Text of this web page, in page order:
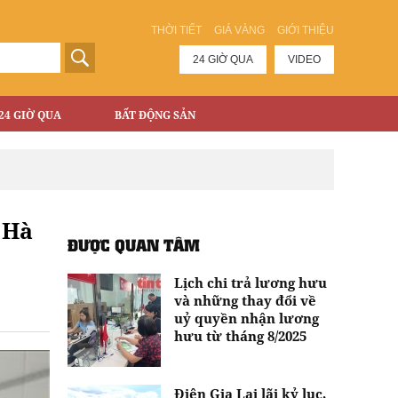
THỜI TIẾT GIÁ VÀNG GIỚI THIỆU
24 GIỜ QUA VIDEO
GIỜ QUA BẤT ĐỘNG SẢN
ĐƯỢC QUAN TÂM
Lịch chi trả lương hưu
và những thay đổi về
uỷ quyền nhận lương
hưu từ tháng 8/2025
Điện Gia Lai lãi kỷ lục,